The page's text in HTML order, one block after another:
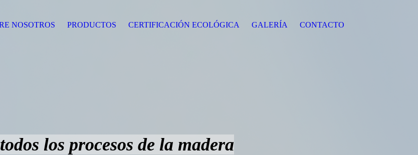
NOSOTROS PRODUCTOS CERTIFICACIÓN ECOLÓGICA GALERÍA CONTACTO
los procesos de la madera